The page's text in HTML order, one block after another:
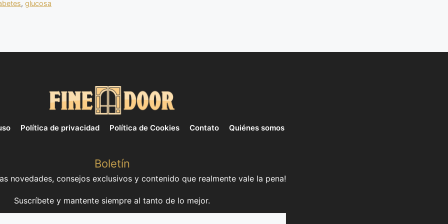
,glucosa
Política de privacidad Política de Cookies Contato Quiénes somos
Boletín
novedades, consejos exclusivos y contenido que realmente vale la pena!
Suscríbete y mantente siempre al tanto de lo mejor.